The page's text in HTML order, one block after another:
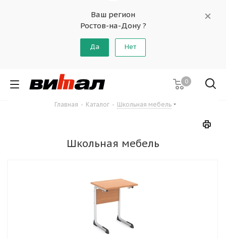
Ваш регион
Ростов-на-Дону ?
Да Нет
0
Главная - Каталог - Школьная мебель
Школьная мебель